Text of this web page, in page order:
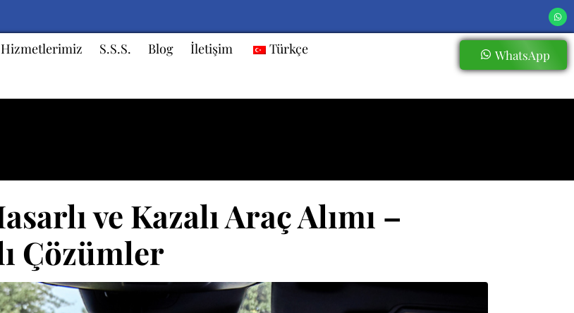
Hizmetlerimiz S.S.S. Blog İletişim Türkçe WhatsApp
ve Kazalı Araç Alımı –
Çözümler